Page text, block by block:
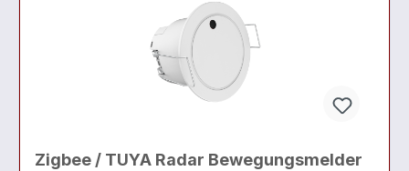
Zigbee / TUYA Radar Bewegungsmelder